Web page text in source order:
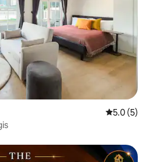
從 5 則評
5.0 (5)